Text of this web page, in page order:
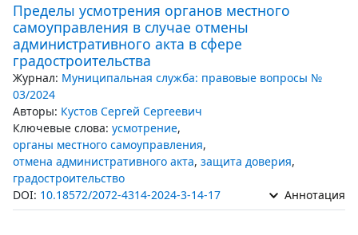
Пределы усмотрения органов местного
самоуправления в случае отмены
административного акта в сфере
градостроительства
Журнал: Муниципальная служба: правовые вопросы №
03/2024
Авторы: Кустов Сергей Сергеевич
Ключевые слова: усмотрение,
органы местного самоуправления,
отмена административного акта, защита доверия,
градостроительство
DOI: 10.18572/2072-4314-2024-3-14-17 Аннотация